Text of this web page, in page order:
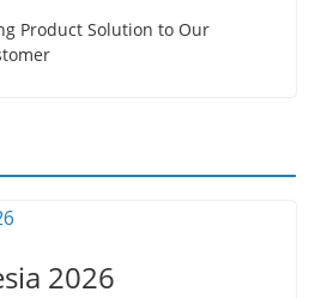
Product Solution to Our
2026